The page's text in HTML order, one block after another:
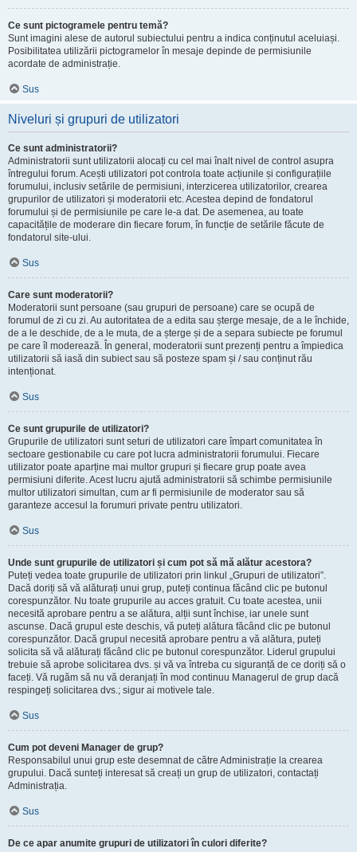
Ce sunt pictogramele pentru temă?
Sunt imagini alese de autorul subiectului pentru a indica conținutul aceluiași.
Posibilitatea utilizării pictogramelor în mesaje depinde de permisiunile
acordate de administrație.
Sus
Niveluri și grupuri de utilizatori
Ce sunt administratorii?
Administratorii sunt utilizatorii alocați cu cel mai înalt nivel de control asupra
întregului forum. Acești utilizatori pot controla toate acțiunile și configurațiile
forumului, inclusiv setările de permisiuni, interzicerea utilizatorilor, crearea
grupurilor de utilizatori și moderatorii etc. Acestea depind de fondatorul
forumului și de permisiunile pe care le-a dat. De asemenea, au toate
capacitățile de moderare din fiecare forum, în funcție de setările făcute de
fondatorul site-ului.
Sus
Care sunt moderatorii?
Moderatorii sunt persoane (sau grupuri de persoane) care se ocupă de
forumul de zi cu zi. Au autoritatea de a edita sau șterge mesaje, de a le închide,
de a le deschide, de a le muta, de a șterge și de a separa subiecte pe forumul
pe care îl moderează. În general, moderatorii sunt prezenți pentru a împiedica
utilizatorii să iasă din subiect sau să posteze spam și / sau conținut rău
intenționat.
Sus
Ce sunt grupurile de utilizatori?
Grupurile de utilizatori sunt seturi de utilizatori care împart comunitatea în
sectoare gestionabile cu care pot lucra administratorii forumului. Fiecare
utilizator poate aparține mai multor grupuri și fiecare grup poate avea
permisiuni diferite. Acest lucru ajută administratorii să schimbe permisiunile
multor utilizatori simultan, cum ar fi permisiunile de moderator sau să
garanteze accesul la forumuri private pentru utilizatori.
Sus
Unde sunt grupurile de utilizatori și cum pot să mă alătur acestora?
Puteți vedea toate grupurile de utilizatori prin linkul „Grupuri de utilizatori”.
Dacă doriți să vă alăturați unui grup, puteți continua făcând clic pe butonul
corespunzător. Nu toate grupurile au acces gratuit. Cu toate acestea, unii
necesită aprobare pentru a se alătura, alții sunt închise, iar unele sunt
ascunse. Dacă grupul este deschis, vă puteți alătura făcând clic pe butonul
corespunzător. Dacă grupul necesită aprobare pentru a vă alătura, puteți
solicita să vă alăturați făcând clic pe butonul corespunzător. Liderul grupului
trebuie să aprobe solicitarea dvs. și vă va întreba cu siguranță de ce doriți să o
faceți. Vă rugăm să nu vă deranjați în mod continuu Managerul de grup dacă
respingeți solicitarea dvs.; sigur ai motivele tale.
Sus
Cum pot deveni Manager de grup?
Responsabilul unui grup este desemnat de către Administrație la crearea
grupului. Dacă sunteți interesat să creați un grup de utilizatori, contactați
Administrația.
Sus
De ce apar anumite grupuri de utilizatori în culori diferite?